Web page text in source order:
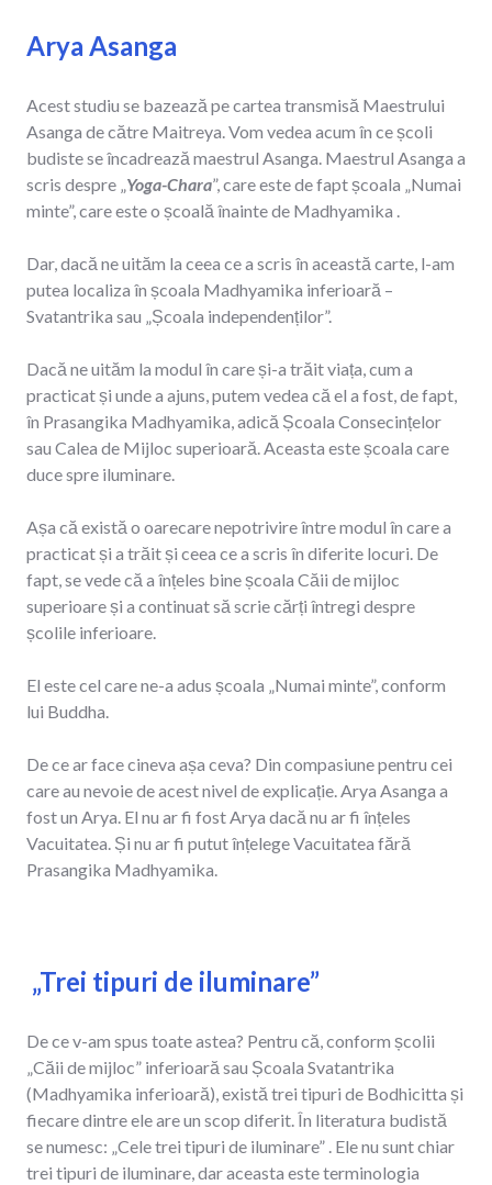
Arya Asanga
Acest studiu se bazează pe cartea transmisă Maestrului
Asanga de către Maitreya. Vom vedea acum în ce școli
budiste se încadrează maestrul Asanga. Maestrul Asanga a
scris despre „Yoga-Chara”, care este de fapt școala „Numai
minte”, care este o școală înainte de Madhyamika .
Dar, dacă ne uităm la ceea ce a scris în această carte, l-am
putea localiza în școala Madhyamika inferioară –
Svatantrika sau „Școala independenților”.
Dacă ne uităm la modul în care și-a trăit viața, cum a
practicat și unde a ajuns, putem vedea că el a fost, de fapt,
în Prasangika Madhyamika, adică Școala Consecințelor
sau Calea de Mijloc superioară. Aceasta este școala care
duce spre iluminare.
Așa că există o oarecare nepotrivire între modul în care a
practicat și a trăit și ceea ce a scris în diferite locuri. De
fapt, se vede că a înțeles bine școala Căii de mijloc
superioare și a continuat să scrie cărți întregi despre
școlile inferioare.
El este cel care ne-a adus școala „Numai minte”, conform
lui Buddha.
De ce ar face cineva așa ceva? Din compasiune pentru cei
care au nevoie de acest nivel de explicație. Arya Asanga a
fost un Arya. El nu ar fi fost Arya dacă nu ar fi înțeles
Vacuitatea. Și nu ar fi putut înțelege Vacuitatea fără
Prasangika Madhyamika.
„Trei tipuri de iluminare”
De ce v-am spus toate astea? Pentru că, conform școlii
„Căii de mijloc” inferioară sau Școala Svatantrika
(Madhyamika inferioară), există trei tipuri de Bodhicitta și
fiecare dintre ele are un scop diferit. În literatura budistă
se numesc: „Cele trei tipuri de iluminare” . Ele nu sunt chiar
trei tipuri de iluminare, dar aceasta este terminologia